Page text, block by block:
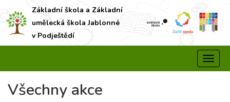
Základní škola a Základní
umělecká škola Jablonné
v Podještědí
Všechny akce